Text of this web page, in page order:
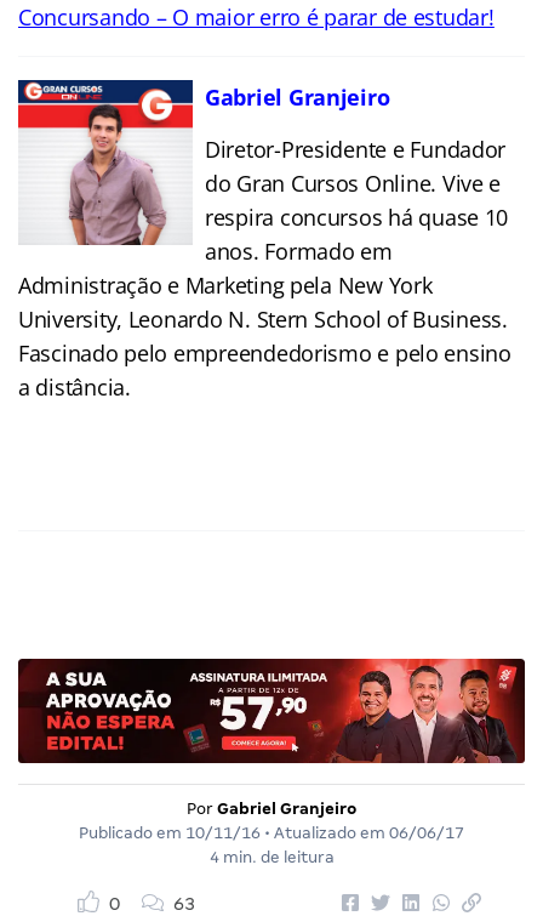
Concursando – O maior erro é parar de estudar!
Gabriel Granjeiro
Diretor-Presidente e Fundador
do Gran Cursos Online. Vive e
respira concursos há quase 10
anos. Formado em
Administração e Marketing pela New York
University, Leonardo N. Stern School of Business.
Fascinado pelo empreendedorismo e pelo ensino
a distância.
Por Gabriel Granjeiro
Publicado em 10/11/16 • Atualizado em 06/06/17
4 min. de leitura
0 63